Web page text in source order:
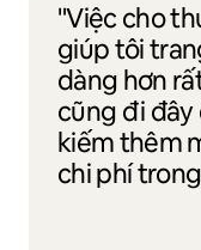
"Việc cho
giúp tôi
dàng hơn
cũng đi đây
kiếm thêm
chi phí